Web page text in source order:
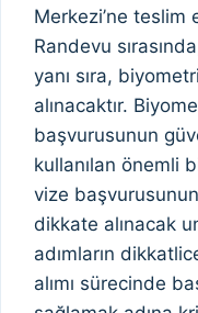
Merkezi’ne teslim
Randevu
yanı sıra,
alınacaktır.
başvurusunun
kullanılan önemli
vize
dikkate alınacak
adımların
alımı sürecinde